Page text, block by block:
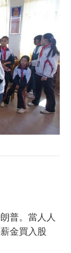
普。當人人
金買入股